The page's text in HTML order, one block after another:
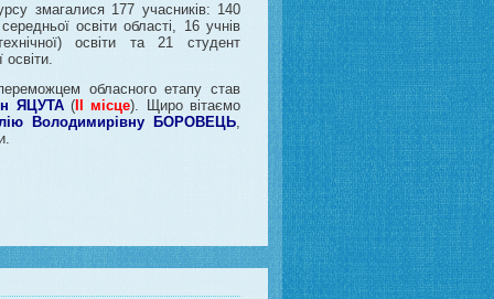
змагалися 177 учасників: 140
освіти області, 16 учнів
освіти та 21 студент
обласного етапу став
ЯЦУТА( ІІ місце). Щиро вітаємо
Володимирівну БОРОВЕЦЬ,